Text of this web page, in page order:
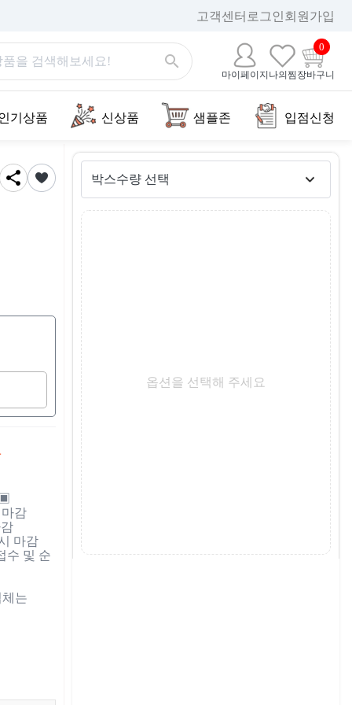
고객센터 로그인 회원가입
마이페이지 나의찜 장바구니
0
기상품 신상품 샘플존 입점신청
감
마감
수 및 순
는
옵션을 선택해 주세요